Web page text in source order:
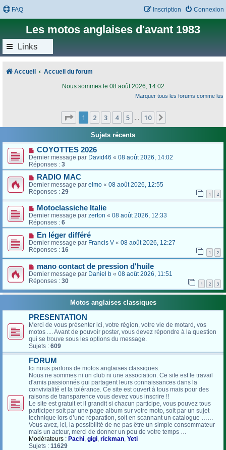
FAQ Connexion
Inscription
Les motos anglaises d'avant 1983
Links
Accueil Accueil du forum
Nous sommes le 08 août 2026, 14:02
Marquer tous les forums comme lus
Page 1sur
1 2 3 4 5 10
Sujets récents
COYOTTES 2026
Dernier message par David46 « 08 août 2026, 14:02
Réponses : 3
RADIO MAC
Dernier message par elmo « 08 août 2026, 12:55
Réponses : 29 1 2
Motoclassiche Italie
Dernier message par zerton « 08 août 2026, 12:33
Réponses : 6
En léger différé
Dernier message par Francis V « 08 août 2026, 12:27
Réponses : 16 1 2
mano contact de pression d'huile
Dernier message par Daniel b « 08 août 2026, 11:51
Réponses : 30 1 2 3
Motos anglaises classiques
PRESENTATION
Merci de vous présenter ici, votre région, votre vie de motard, vos
motos .... Avant de pouvoir poster, vous devez répondre à la question
qui se trouve sous les options du message.
Sujets : 609
FORUM
Ici nous parlons de motos anglaises classiques.
Nous ne sommes ni un club ni une association. Ce site est le travail
d'amis passionnés qui partagent leurs connaissances dans la
convivialité et la tolérance. Ce site est ouvert à tous mais pour des
raisons de transparence vous devez vous inscrire !!
Le site est gratuit et il grandit si chacun participe, vous pouvez tous
participer soit par une page album sur votre moto, soit par un sujet
technique lors d’une réparation, soit en scannant un catalogue ……
Vous avez, ici, la possibilité de ne pas être un simple consommateur
mais un acteur, merci de donner un peu de votre temps …
Modérateurs : Pachi, gigi, rickman, Yeti
Sujets : 11629